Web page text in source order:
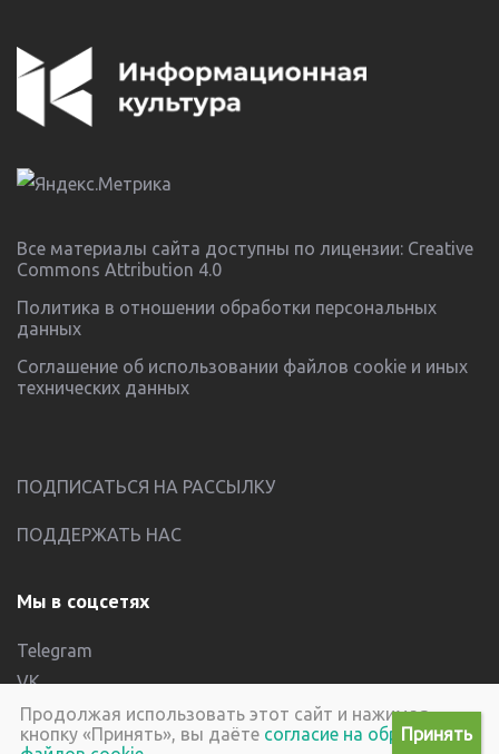
Все материалы сайта доступны по лицензии: Creative
Commons Attribution 4.0
Политика в отношении обработки персональных
данных
Соглашение об использовании файлов cookie и иных
технических данных
ПОДПИСАТЬСЯ НА РАССЫЛКУ
ПОДДЕРЖАТЬ НАС
Мы в соцсетях
Telegram
VK
YouTube
Продолжая использовать этот сайт и нажимая
кнопку «Принять», вы даёте согласие на обработку